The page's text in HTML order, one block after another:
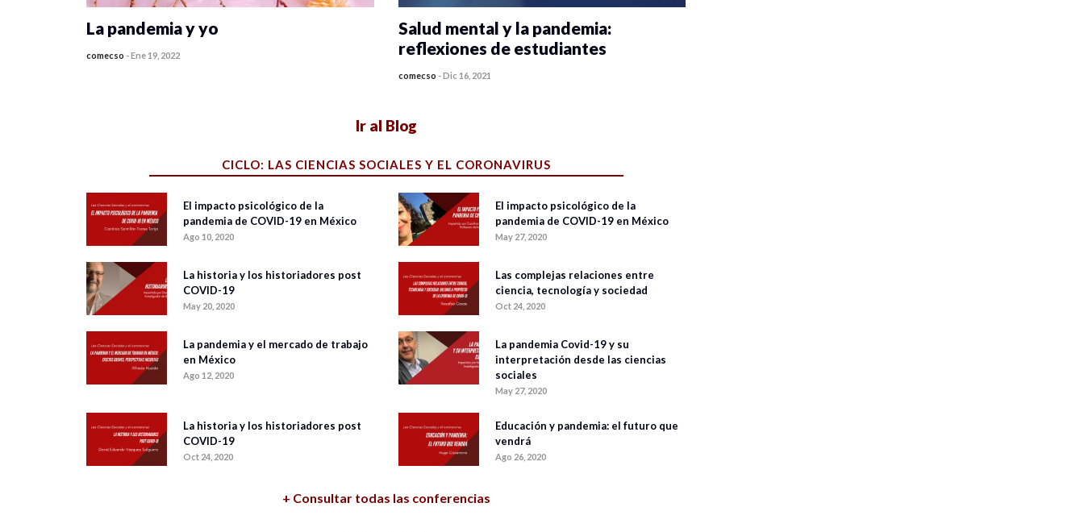
La pandemia y yo
comecso -Ene 19, 2022
Salud mental y la pandemia:
reflexiones de estudiantes
comecso -Dic 16, 2021
Ir al Blog
CICLO: LAS CIENCIAS SOCIALES Y EL CORONAVIRUS
El impacto psicológico de la
pandemia de COVID-19 en México
Ago 10, 2020
El impacto psicológico de la
pandemia de COVID-19 en México
May 27, 2020
La historia y los historiadores post
COVID-19
May 20, 2020
Las complejas relaciones entre
ciencia, tecnología y sociedad
Oct 24, 2020
La pandemia y el mercado de trabajo
en México
Ago 12, 2020
La pandemia Covid-19 y su
interpretación desde las ciencias
sociales
May 27, 2020
La historia y los historiadores post
COVID-19
Oct 24, 2020
Educación y pandemia: el futuro que
vendrá
Ago 26, 2020
+ Consultar todas las conferencias